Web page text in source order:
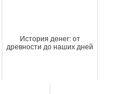
История денег: от
древности до наших дней